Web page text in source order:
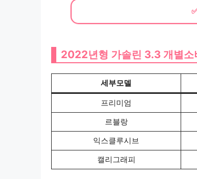
2022년형 가솔린 3.3 개별
세부모델
프리미엄
르블랑
익스클루시브
캘리그래피